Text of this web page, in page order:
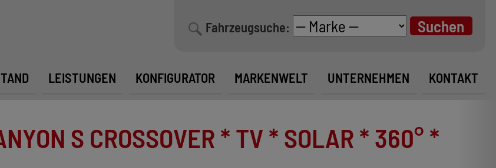
Fahrzeugsuche:
LEISTUNGEN KONFIGURATOR MARKENWELT UNTERNEHMEN KONTAKT
S CROSSOVER * TV * SOLAR * 360° *